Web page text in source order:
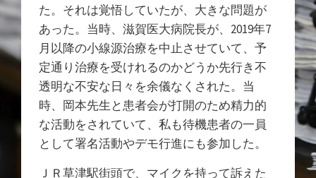
た。それは覚悟していたが、大きな問題が
あった。当時、滋賀医大病院長が、2019年7
月以降の小線源治療を中止させていて、予
定通り治療を受けれるのかどうか先行き不
透明な不安な日々を余儀なくされた。当
時、岡本先生と患者会が打開のため精力的
な活動をされていて、私も待機患者の一員
として署名活動やデモ行進にも参加した。
ＪＲ草津駅街頭で、マイクを持って訴えた